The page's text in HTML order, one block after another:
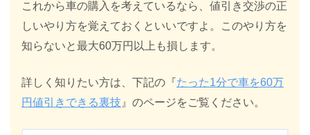
これから車の購入を考えているなら、値引き交渉の正
しいやり方を覚えておくといいですよ。このやり方を
知らないと最大60万円以上も損します。
詳しく知りたい方は、下記の『たった1分で車を60万
円値引きできる裏技 』のページをご覧ください。